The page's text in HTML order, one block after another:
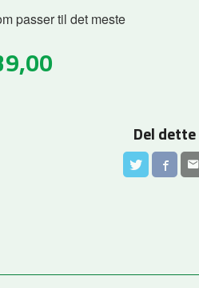
passer til det meste
Del dette